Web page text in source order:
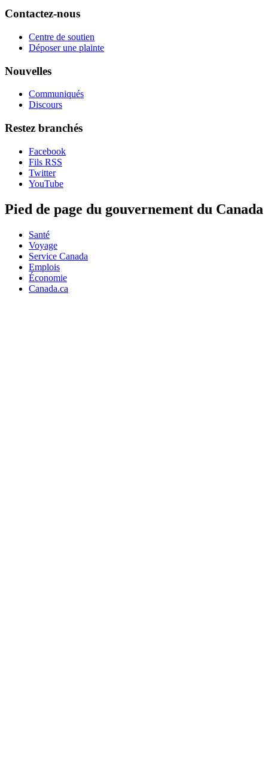
Contactez-nous
Centre de soutien
Déposer une plainte
Nouvelles
Communiqués
Discours
Restez branchés
Facebook
Fils RSS
Twitter
YouTube
Pied de page du gouvernement du Canada
Santé
Voyage
Service Canada
Emplois
Économie
Canada.ca